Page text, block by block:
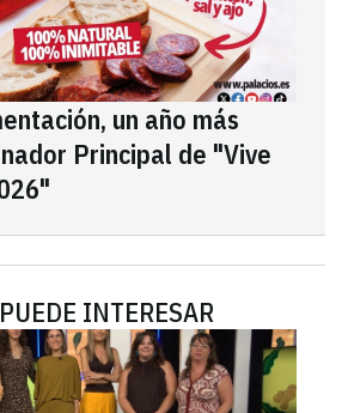
un año más
Principal de "Vive
INTERESAR